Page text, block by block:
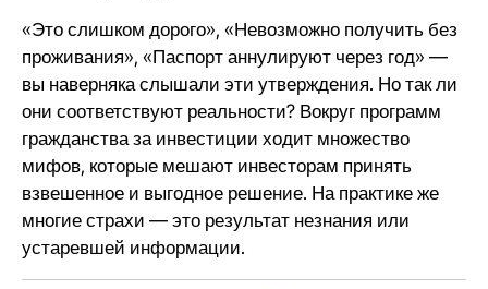
«Это слишком дорого», «Невозможно получить без
проживания», «Паспорт аннулируют через год» —
вы наверняка слышали эти утверждения. Но так ли
они соответствуют реальности? Вокруг программ
гражданства за инвестиции ходит множество
мифов, которые мешают инвесторам принять
взвешенное и выгодное решение. На практике же
многие страхи — это результат незнания или
устаревшей информации.